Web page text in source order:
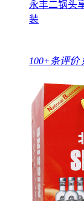
永丰二锅头
装
100+条评价